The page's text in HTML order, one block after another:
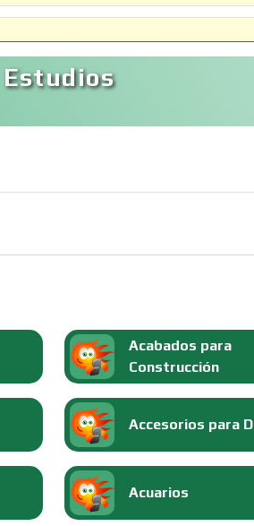
un Municipio
Acabados para
Construcción
Accesorios para
Acuarios